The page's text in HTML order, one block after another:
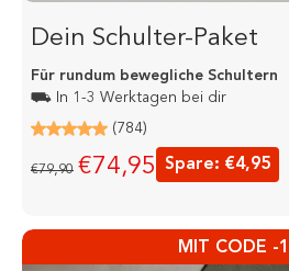
Dein Schulter-Paket
Für rundum bewegliche Schultern
⛟ In 1-3 Werktagen bei dir
(784)
€79,90 €74,95 Spare: €4,95
MIT CODE -